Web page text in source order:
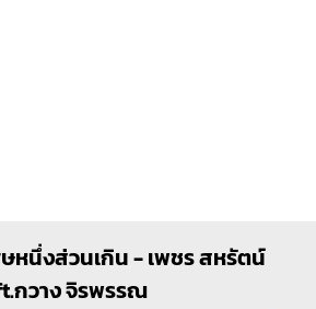
Cmaj7
X O O O
1
หนึ่งส่วนเกิน - เพชร สหรัตน์
กวาง จิรพรรณ